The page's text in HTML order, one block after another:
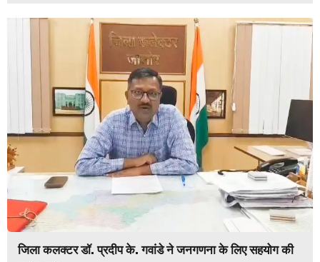
जिला कलक्टर डॉ. प्रदीप के. गवांडे ने जनगणना के लिए सहयोग की